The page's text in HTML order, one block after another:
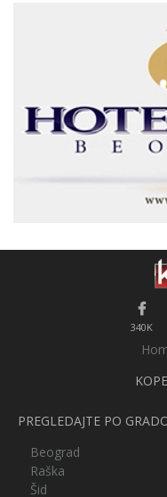
340K
PREGLEDAJTE PO
Beograd
Raška
Šid